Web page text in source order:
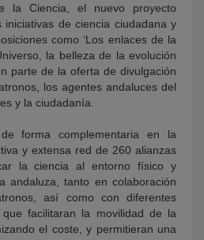
la Ciencia, el nuevo proyecto
de ciencia ciudadana y
como ‘Los enlaces de la
la belleza de la evolución
parte de la oferta de divulgación
los agentes andaluces del
y la ciudadanía.
forma complementaria en la
y extensa red de 260 alianzas
la ciencia al entorno físico y
andaluza, tanto en colaboración
así como con diferentes
facilitaran la movilidad de la
el coste, y permitieran una